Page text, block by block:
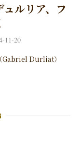
ルリア、フ
11-20
Gabriel Durliat）